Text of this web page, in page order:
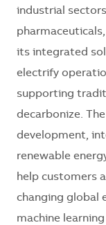
industrial
its integrated
electrify
supporting
decarbonize.
development,
renewable
help customers
changing global
machine